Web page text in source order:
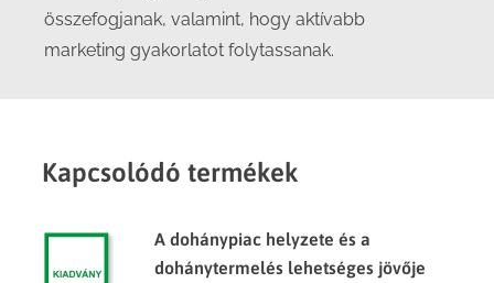
összefogjanak, valamint, hogy aktívabb
marketing gyakorlatot folytassanak.
Kapcsolódó termékek
A dohánypiac helyzete és a
dohánytermelés lehetséges jövője